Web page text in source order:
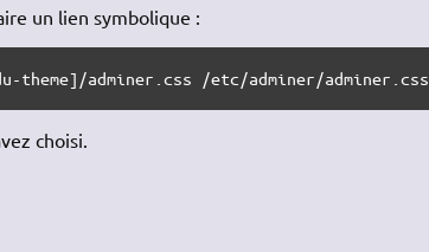
un lien symbolique :
theme]/adminer.css /etc/adminer/adminer.css
choisi.